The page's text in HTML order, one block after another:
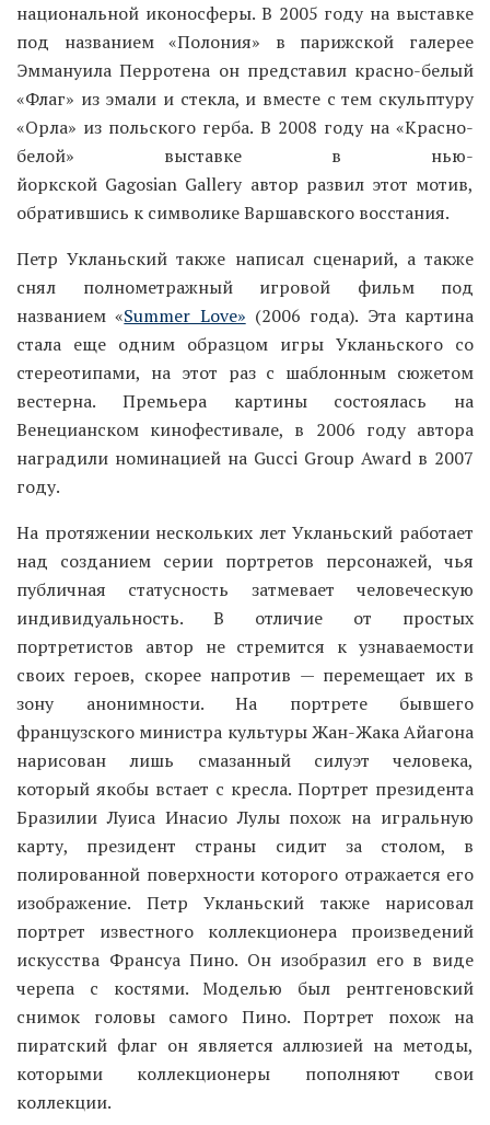
национальной иконосферы. В 2005 году на выставке
под названием «Полония» в парижской галерее
Эммануила Перротена он представил красно-белый
«Флаг» из эмали и стекла, и вместе с тем скульптуру
«Орла» из польского герба. В 2008 году на «Красно-
белой» выставке в нью-
йоркской Gagosian Gallery автор развил этот мотив,
обратившись к символике Варшавского восстания.
Петр Укланьский также написал сценарий, а также
снял полнометражный игровой фильм под
названием «Summer Love» (2006 года). Эта картина
стала еще одним образцом игры Укланьского со
стереотипами, на этот раз с шаблонным сюжетом
вестерна. Премьера картины состоялась на
Венецианском кинофестивале, в 2006 году автора
наградили номинацией на Gucci Group Award в 2007
году.
На протяжении нескольких лет Укланьский работает
над созданием серии портретов персонажей, чья
публичная статусность затмевает человеческую
индивидуальность. В отличие от простых
портретистов автор не стремится к узнаваемости
своих героев, скорее напротив — перемещает их в
зону анонимности. На портрете бывшего
французского министра культуры Жан-Жака Айагона
нарисован лишь смазанный силуэт человека,
который якобы встает с кресла. Портрет президента
Бразилии Луиса Инасио Лулы похож на игральную
карту, президент страны сидит за столом, в
полированной поверхности которого отражается его
изображение. Петр Укланьский также нарисовал
портрет известного коллекционера произведений
искусства Франсуа Пино. Он изобразил его в виде
черепа с костями. Моделью был рентгеновский
снимок головы самого Пино. Портрет похож на
пиратский флаг он является аллюзией на методы,
которыми коллекционеры пополняют свои
коллекции.